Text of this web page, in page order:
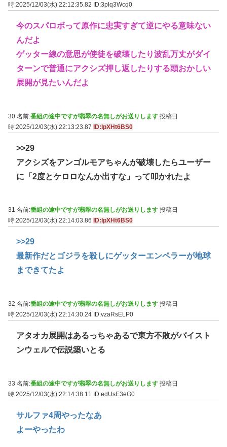
時:2025/12/03(水) 22:12:35.82
ID:3plq3Wcq0
今のスパロボって原作に忠実すぎて逆にやる意味ない
んだよ
ゲッター線の意思が使徒を破壊したり波乱万丈がダイ
ターンで普通にアクシズ押し返したりする頭おかしい
展開が見たいんだよ
30 名前:番組の途中ですが翡翠の名無しがお送りします 投稿日
時:2025/12/03(水) 22:13:23.87 ID:lpXHt6BS0
>>29
アクシズをアンゴルモアちゃんが破壊したらユーザー
に「2度とケロロなんか出すな」って叩かれたよ
31 名前:番組の途中ですが翡翠の名無しがお送りします 投稿日
時:2025/12/03(水) 22:14:03.86
ID:lpXHt6BS0
>>29
最新作だとゴジラを殺しにゲッターエンペラーが地球
まできてたよ
32 名前:番組の途中ですが翡翠の名無しがお送りします 投稿日
時:2025/12/03(水) 22:14:30.24 ID:vzaRsELP0
アタオカ展開はあるっちゃあるで東方不敗がバイスト
ンウェルで伝説築いとる
33 名前:番組の途中ですが翡翠の名無しがお送りします 投稿日
時:2025/12/03(水) 22:14:38.11 ID:edUsE3eG0
サルファ4周やったなあ
よーやったわ